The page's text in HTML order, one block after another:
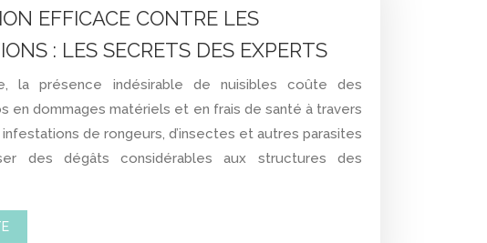
EFFICACE CONTRE LES
: LES SECRETS DES EXPERTS
la présence indésirable de nuisibles coûte des
en dommages matériels et en frais de santé à travers
de rongeurs, d’insectes et autres parasites
des dégâts considérables aux structures des